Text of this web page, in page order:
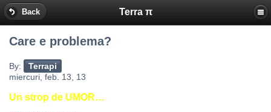
Back Terra π
Care e problema?
By:
Terrapi
miercuri, feb. 13, 13
Un strop de UMOR…